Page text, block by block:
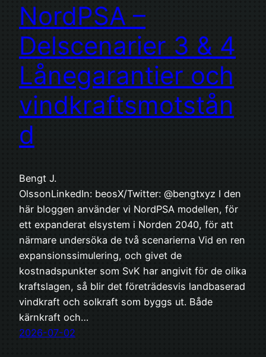
NordPSA –
Delscenarier 3 & 4
Lånegarantier och
vindkraftsmotstån
d
Bengt J.
OlssonLinkedIn: beosX/Twitter: @bengtxyz I den
här bloggen använder vi NordPSA modellen, för
ett expanderat elsystem i Norden 2040, för att
närmare undersöka de två scenarierna Vid en ren
expansionssimulering, och givet de
kostnadspunkter som SvK har angivit för de olika
kraftslagen, så blir det företrädesvis landbaserad
vindkraft och solkraft som byggs ut. Både
kärnkraft och…
2026-07-02